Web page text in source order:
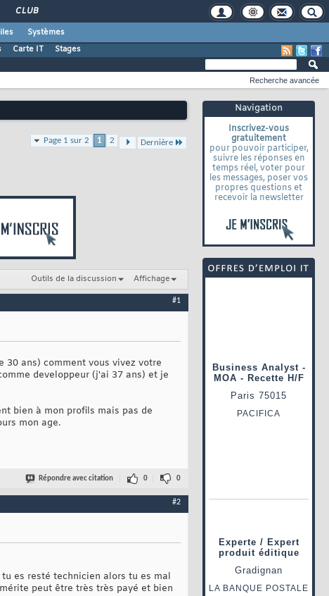
CLUB
Systèmes
Carte IT Stages
Navigation
Inscrivez-vous
gratuitement
pour pouvoir participer,
suivre les réponses en
temps réel, voter pour
les messages, poser vos
propres questions et
recevoir la newsletter
Recherche avancée
Page 1 sur 2 1 2 Dernière
Outils de la discussion Affichage
#1
30 ans) comment vous vivez votre
developpeur (j'ai 37 ans) et je
bien à mon profils mais pas de
mon age.
Répondre avec citation 0 0
#2
es resté technicien alors tu es mal
peut être très très payé et bien